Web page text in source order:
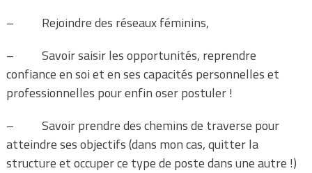
– Rejoindre des réseaux féminins,
– Savoir saisir les opportunités, reprendre
confiance en soi et en ses capacités personnelles et
professionnelles pour enfin oser postuler !
– Savoir prendre des chemins de traverse pour
atteindre ses objectifs (dans mon cas, quitter la
structure et occuper ce type de poste dans une autre !)